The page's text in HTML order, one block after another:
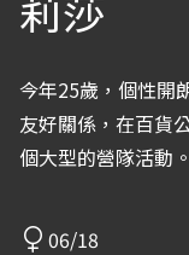
今年25歲，個性開
友好關係，在百貨
個大型的營隊活動。
06/18